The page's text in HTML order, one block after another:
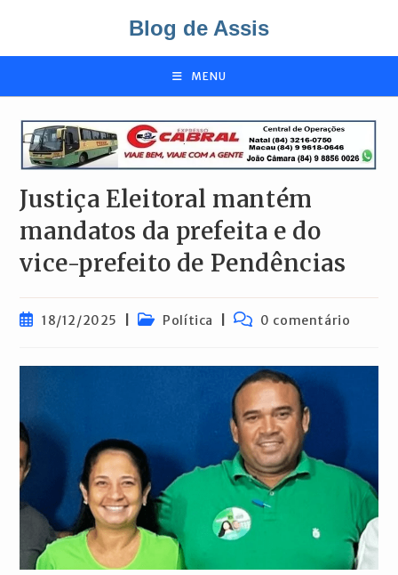
o
Blog de Assis
MENU
Justiça Eleitoral mantém
mandatos da prefeita e do
vice-prefeito de Pendências
Post18/12/2025
Categoria
Política
Comentários
0 comentário